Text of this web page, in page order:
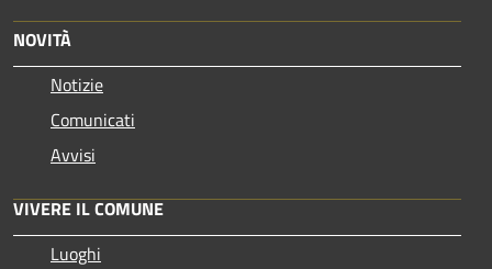
NOVITÀ
Notizie
Comunicati
Avvisi
VIVERE IL COMUNE
Luoghi